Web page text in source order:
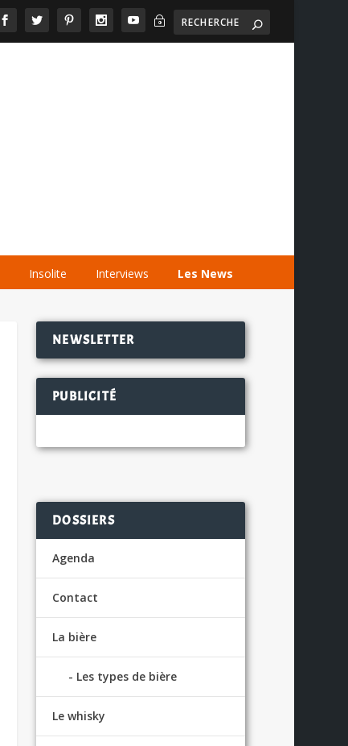
~
Insolite Interviews Les News
NEWSLETTER
PUBLICITÉ
DOSSIERS
Agenda
Contact
La bière
Les types de bière
Le whisky